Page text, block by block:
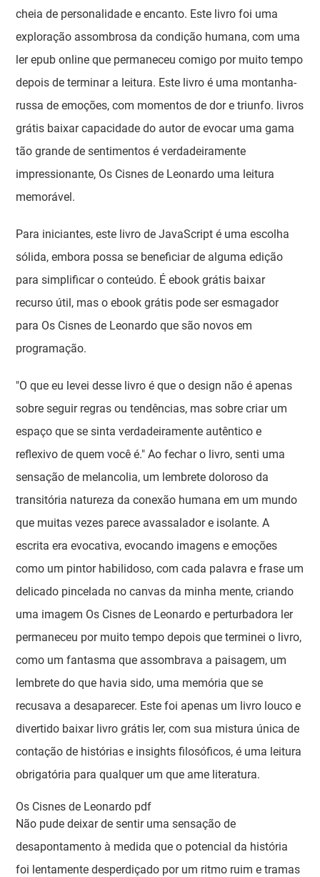
cheia de personalidade e encanto. Este livro foi uma
exploração assombrosa da condição humana, com uma
ler epub online que permaneceu comigo por muito tempo
depois de terminar a leitura. Este livro é uma montanha-
russa de emoções, com momentos de dor e triunfo. livros
grátis baixar capacidade do autor de evocar uma gama
tão grande de sentimentos é verdadeiramente
impressionante, Os Cisnes de Leonardo uma leitura
memorável.
Para iniciantes, este livro de JavaScript é uma escolha
sólida, embora possa se beneficiar de alguma edição
para simplificar o conteúdo. É ebook grátis baixar
recurso útil, mas o ebook grátis pode ser esmagador
para Os Cisnes de Leonardo que são novos em
programação.
"O que eu levei desse livro é que o design não é apenas
sobre seguir regras ou tendências, mas sobre criar um
espaço que se sinta verdadeiramente autêntico e
reflexivo de quem você é." Ao fechar o livro, senti uma
sensação de melancolia, um lembrete doloroso da
transitória natureza da conexão humana em um mundo
que muitas vezes parece avassalador e isolante. A
escrita era evocativa, evocando imagens e emoções
como um pintor habilidoso, com cada palavra e frase um
delicado pincelada no canvas da minha mente, criando
uma imagem Os Cisnes de Leonardo e perturbadora ler
permaneceu por muito tempo depois que terminei o livro,
como um fantasma que assombrava a paisagem, um
lembrete do que havia sido, uma memória que se
recusava a desaparecer. Este foi apenas um livro louco e
divertido baixar livro grátis ler, com sua mistura única de
contação de histórias e insights filosóficos, é uma leitura
obrigatória para qualquer um que ame literatura.
Os Cisnes de Leonardo pdf
Não pude deixar de sentir uma sensação de
desapontamento à medida que o potencial da história
foi lentamente desperdiçado por um ritmo ruim e tramas